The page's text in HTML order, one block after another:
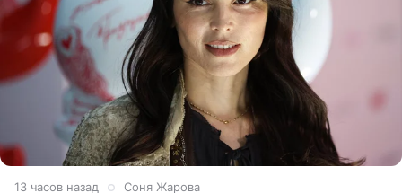
13 часов назад Соня Жарова